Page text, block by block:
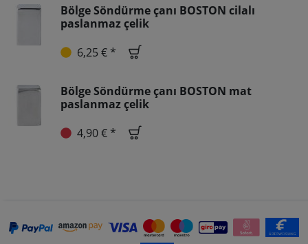
Bölge Söndürme çanı BOSTON cilalı
paslanmaz çelik
6,25 € *
Bölge Söndürme çanı BOSTON mat
paslanmaz çelik
4,90 € *